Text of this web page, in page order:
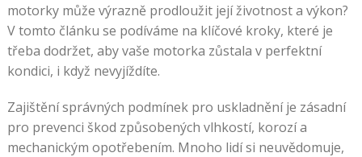
motorky může výrazně prodloužit její životnost a výkon?
V tomto článku se podíváme na klíčové kroky, které je
třeba dodržet, aby vaše motorka zůstala v perfektní
kondici, i když nevyjíždíte.
Zajištění správných podmínek pro uskladnění je zásadní
pro prevenci škod způsobených vlhkostí, korozí a
mechanickým opotřebením. Mnoho lidí si neuvědomuje,